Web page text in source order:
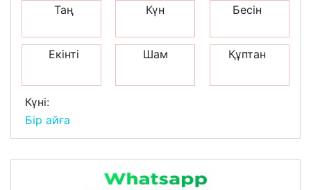
Таң Күн Бесін
Екінті Шам Құптан
Күні:
Бір айға